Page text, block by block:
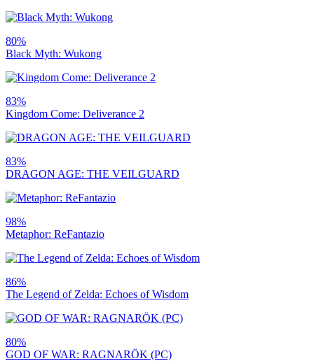
80%
Black Myth: Wukong
83%
Kingdom Come: Deliverance 2
83%
DRAGON AGE: THE VEILGUARD
98%
Metaphor: ReFantazio
86%
The Legend of Zelda: Echoes of Wisdom
80%
GOD OF WAR: RAGNARÖK (PC)